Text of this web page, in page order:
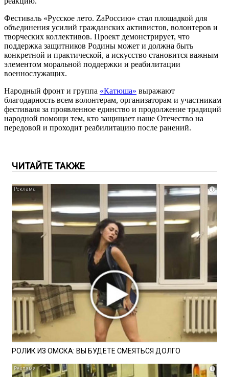
Фестиваль «Русское лето. ZaРоссию» стал площадкой для
объединения усилий гражданских активистов, волонтеров и
творческих коллективов. Проект демонстрирует, что
поддержка защитников Родины может и должна быть
конкретной и практической, а искусство становится важным
элементом моральной поддержки и реабилитации
военнослужащих.
Народный фронт и группа «Катюша» выражают
благодарность всем волонтерам, организаторам и участникам
фестиваля за проявленное единство и продолжение традиций
народной помощи тем, кто защищает наше Отечество на
передовой и проходит реабилитацию после ранений.
ЧИТАЙТЕ ТАКЖЕ
i
РОЛИК ИЗ ОМСКА: ВЫ БУДЕТЕ СМЕЯТЬСЯ ДОЛГО
i